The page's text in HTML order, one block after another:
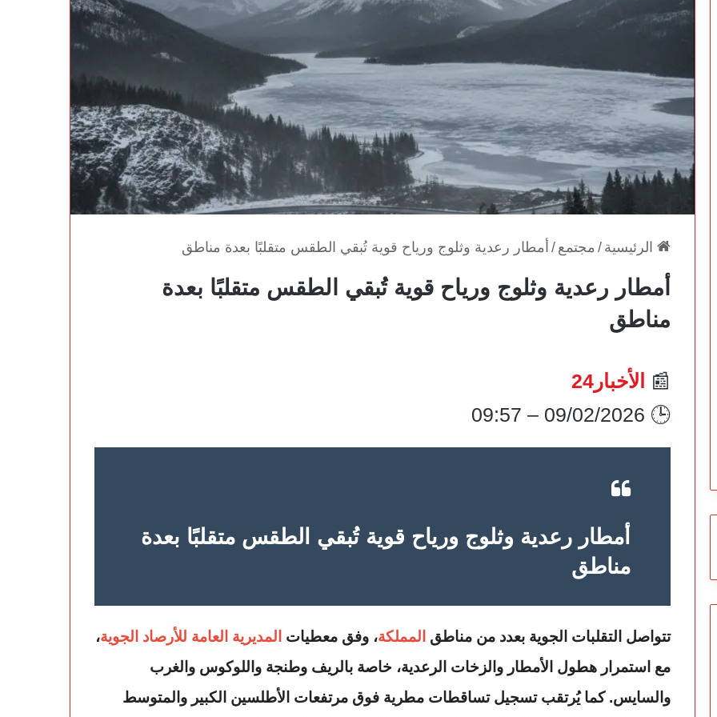
الرئيسية / مجتمع / أمطار رعدية وثلوج ورياح قوية تُبقي الطقس متقلبًا بعدة مناطق
أمطار رعدية وثلوج ورياح قوية تُبقي الطقس متقلبًا بعدة
مناطق
📰
الأخبار24
🕒 09/02/2026 – 09:57
أمطار رعدية وثلوج ورياح قوية تُبقي الطقس متقلبًا بعدة
مناطق
تتواصل التقلبات الجوية بعدد من مناطق المملكة، وفق معطيات المديرية العامة للأرصاد الجوية،
مع استمرار هطول الأمطار والزخات الرعدية، خاصة بالريف وطنجة واللوكوس والغرب
والسايس. كما يُرتقب تسجيل تساقطات مطرية فوق مرتفعات الأطلسين الكبير والمتوسط